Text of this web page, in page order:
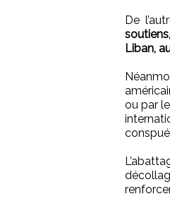
De
Liban,
ou par